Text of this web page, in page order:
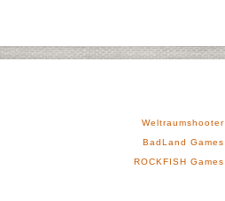
Weltraumshooter
BadLand Games
ROCKFISH Games